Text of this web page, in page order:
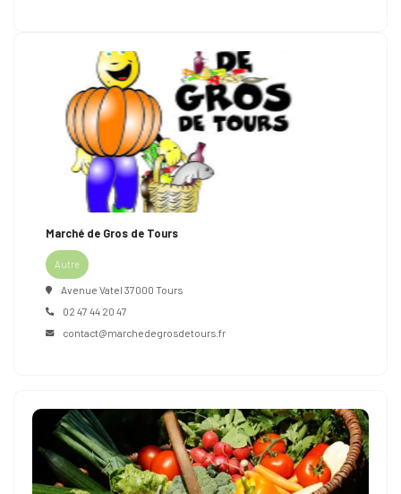
Marché de Gros de Tours
Autre
Avenue Vatel 37000 Tours
02 47 44 20 47
contact@marchedegrosdetours.fr